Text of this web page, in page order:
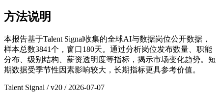
方法说明
本报告基于Talent Signal收集的全球AI与数据岗位公开数据，
样本总数3841个，窗口180天。通过分析岗位发布数量、职能
分布、级别结构、薪资透明度等指标，揭示市场变化趋势。短
期数据受季节性因素影响较大，长期指标更具参考价值。
Talent Signal / v20 / 2026-07-07